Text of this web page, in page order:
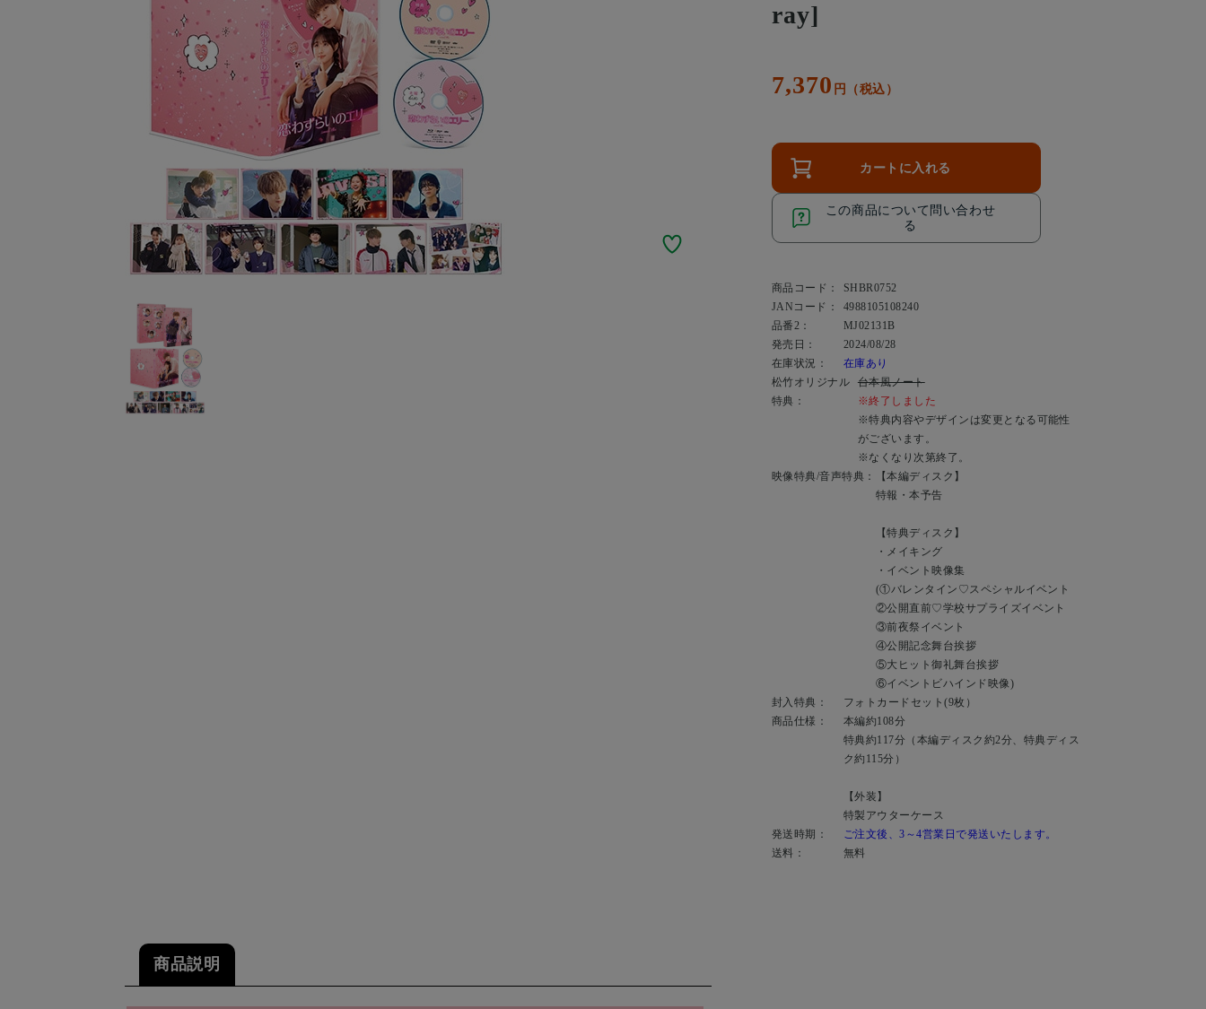
ray]
7,370 円（税込）
カートに入れる
この商品について問い合わせ
る
商品コード：
SHBR0752
JANコード：
4988105108240
品番2：
MJ02131B
発売日：
2024/08/28
在庫状況：
在庫あり
松竹オリジナル
特典：
台本風ノート
※終了しました
※特典内容やデザインは変更となる可能性
がございます。
※なくなり次第終了。
映像特典/音声特典：
【本編ディスク】
特報・本予告
【特典ディスク】
・メイキング
・イベント映像集
(①バレンタイン♡スペシャルイベント
②公開直前♡学校サプライズイベント
③前夜祭イベント
④公開記念舞台挨拶
⑤大ヒット御礼舞台挨拶
⑥イベントビハインド映像)
封入特典：
フォトカードセット(9枚）
商品仕様：
本編約108分
特典約117分（本編ディスク約2分、特典ディス
ク約115分）
【外装】
特製アウターケース
発送時期：
ご注文後、3～4営業日で発送いたします。
送料：
無料
商品説明